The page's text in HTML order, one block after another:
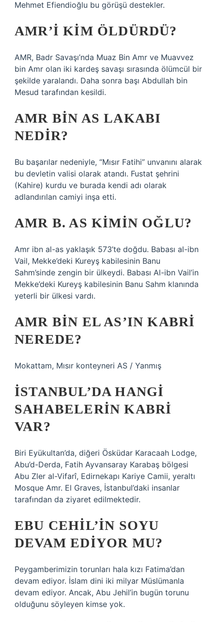
Mehmet Efiendioğlu bu görüşü destekler.
AMR’I KIM ÖLDÜRDÜ?
AMR, Badr Savaşı’nda Muaz Bin Amr ve Muavvez
bin Amr olan iki kardeş savaşı sırasında ölümcül bir
şekilde yaralandı. Daha sonra başı Abdullah bin
Mesud tarafından kesildi.
AMR BIN AS LAKABI
NEDIR?
Bu başarılar nedeniyle, “Mısır Fatihi” unvanını alarak
bu devletin valisi olarak atandı. Fustat şehrini
(Kahire) kurdu ve burada kendi adı olarak
adlandırılan camiyi inşa etti.
AMR B. AS KIMIN OĞLU?
Amr ibn al-as yaklaşık 573’te doğdu. Babası al-ibn
Vail, Mekke’deki Kureyş kabilesinin Banu
Sahm’sinde zengin bir ülkeydi. Babası Al-ibn Vail’in
Mekke’deki Kureyş kabilesinin Banu Sahm klanında
yeterli bir ülkesi vardı.
AMR BIN EL AS’IN KABRI
NEREDE?
Mokattam, Mısır konteyneri AS / Yanmış
İSTANBUL’DA HANGI
SAHABELERIN KABRI
VAR?
Biri Eyükultan’da, diğeri Ösküdar Karacaah Lodge,
Abu’d-Derda, Fatih Ayvansaray Karabaş bölgesi
Abu Zler al-Vifarî, Edirnekapı Kariye Camii, yeraltı
Mosque Amr. El Graves, İstanbul’daki insanlar
tarafından da ziyaret edilmektedir.
EBU CEHIL’IN SOYU
DEVAM EDIYOR MU?
Peygamberimizin torunları hala kızı Fatima’dan
devam ediyor. İslam dini iki milyar Müslümanla
devam ediyor. Ancak, Abu Jehil’in bugün torunu
olduğunu söyleyen kimse yok.